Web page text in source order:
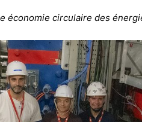
économie circulaire des